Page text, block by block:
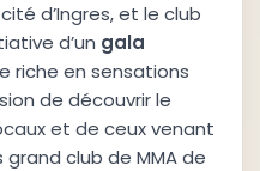
d’Ingres, et le club
d’un gala
riche en sensations
de découvrir le
et de ceux venant
club de MMA de